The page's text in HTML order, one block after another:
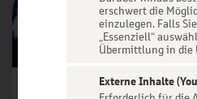
erschwert die
einzulegen. Falls
„Essenziell“
Übermittlung in die
Externe Inhalte